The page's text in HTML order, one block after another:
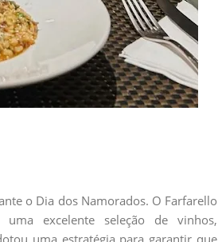
o Dia dos Namorados. O Farfarello
uma excelente seleção de vinhos,